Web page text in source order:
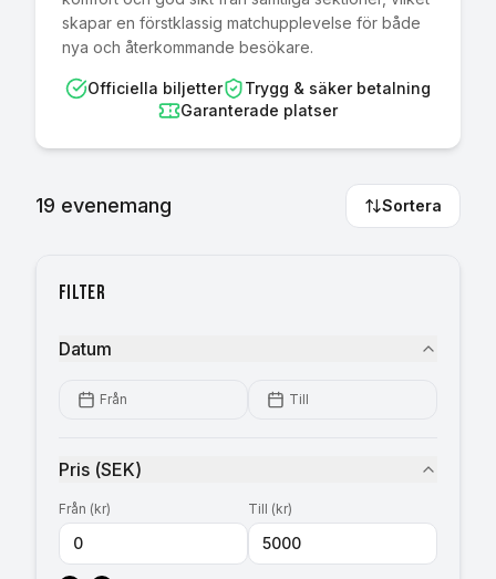
skapar en förstklassig matchupplevelse för både
nya och återkommande besökare.
Officiella biljetter
Trygg & säker betalning
Garanterade platser
19 evenemang Sortera
Filter
Datum
Från Till
Pris (SEK)
Från (kr) Till (kr)